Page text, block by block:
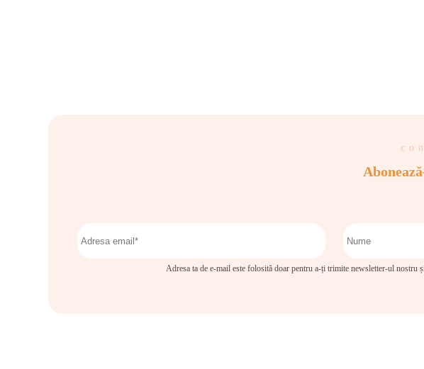
Adresa ta de e-mail este folosită doar pentru a-ți trimite newsletter-ul